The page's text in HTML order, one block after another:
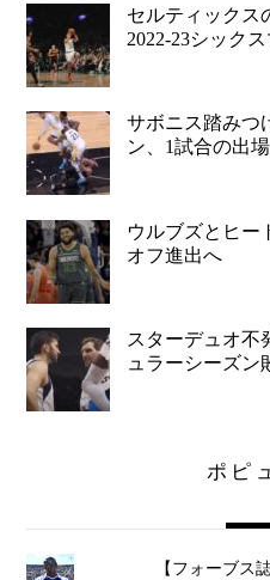
セルティックス
2022-23シック
サボニス踏みつ
ン、1試合の出
ウルブズとヒー
オフ進出へ
スターデュオ不
ュラーシーズン
ポピ
【フォーブス